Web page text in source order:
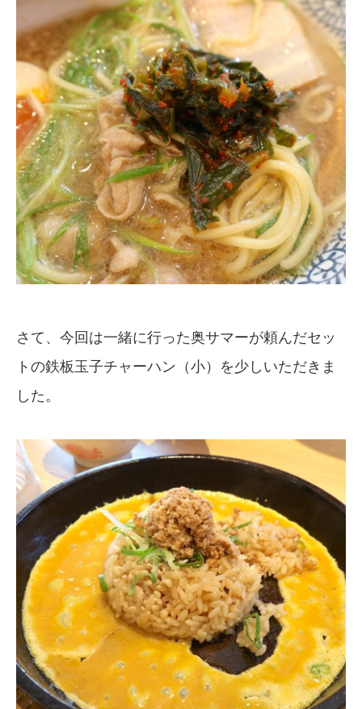
さて、今回は一緒に行った奥サマーが頼んだセッ
トの鉄板玉子チャーハン（小）を少しいただきま
した。